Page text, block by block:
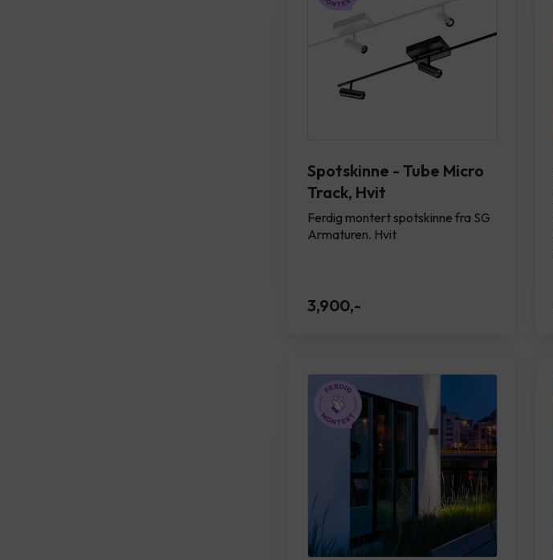
Spotskinne - Tube Micro
Track, Hvit
Ferdig montert spotskinne fra SG
Armaturen. Hvit
3,900,-